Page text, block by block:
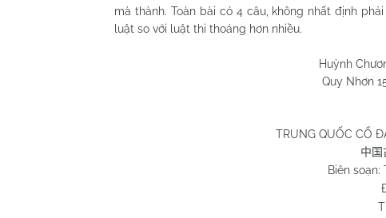
mà thành. Toàn bài có 4 câu, không nhất định
luật so với luật thi thoáng hơn nhiều.
Huỳnh Chương
Quy Nhơn 15/3/
TRUNG QUỐC CỔ
中国
Biên soạn:
Đào
Tưởng